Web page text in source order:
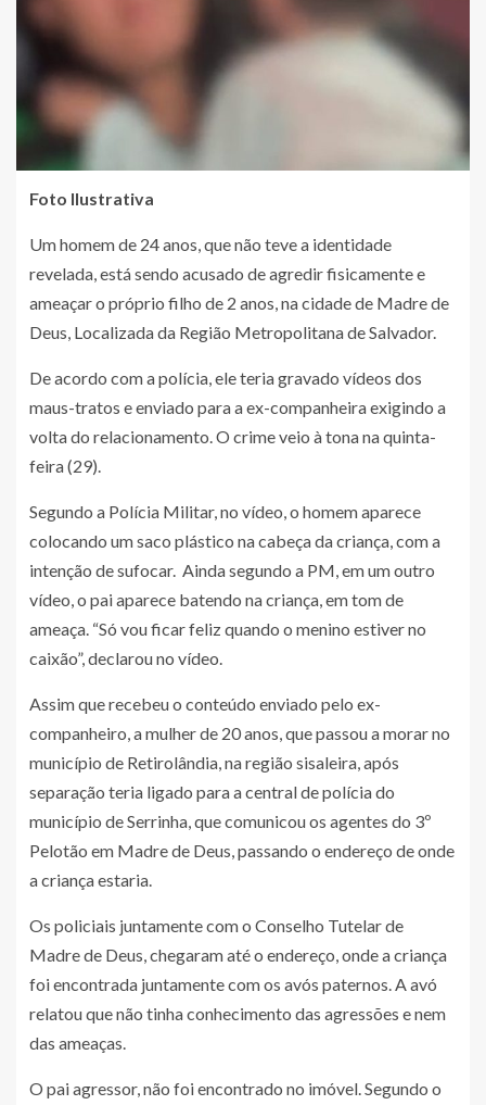
Foto Ilustrativa
Um homem de 24 anos, que não teve a identidade
revelada, está sendo acusado de agredir fisicamente e
ameaçar o próprio filho de 2 anos, na cidade de Madre de
Deus, Localizada da Região Metropolitana de Salvador.
De acordo com a polícia, ele teria gravado vídeos dos
maus-tratos e enviado para a ex-companheira exigindo a
volta do relacionamento. O crime veio à tona na quinta-
feira (29).
Segundo a Polícia Militar, no vídeo, o homem aparece
colocando um saco plástico na cabeça da criança, com a
intenção de sufocar. Ainda segundo a PM, em um outro
vídeo, o pai aparece batendo na criança, em tom de
ameaça. “Só vou ficar feliz quando o menino estiver no
caixão”, declarou no vídeo.
Assim que recebeu o conteúdo enviado pelo ex-
companheiro, a mulher de 20 anos, que passou a morar no
município de Retirolândia, na região sisaleira, após
separação teria ligado para a central de polícia do
município de Serrinha, que comunicou os agentes do 3º
Pelotão em Madre de Deus, passando o endereço de onde
a criança estaria.
Os policiais juntamente com o Conselho Tutelar de
Madre de Deus, chegaram até o endereço, onde a criança
foi encontrada juntamente com os avós paternos. A avó
relatou que não tinha conhecimento das agressões e nem
das ameaças.
O pai agressor, não foi encontrado no imóvel. Segundo o